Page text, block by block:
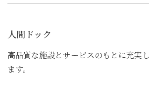
人間ドック
高品質な施設とサービスのもとに充実
ます。